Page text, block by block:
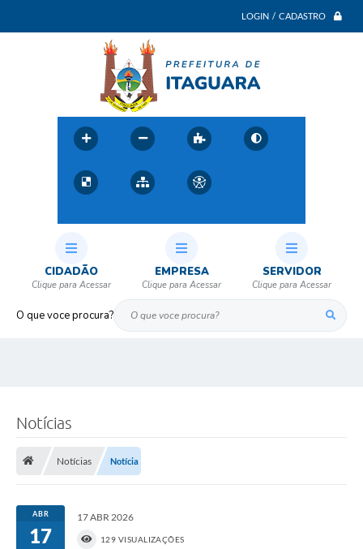
LOGIN / CADASTRO
O que voce procura?
CIDADÃO EMPRESA SERVIDOR
Notícias
Notícias Notícia
ABR
17
17 ABR 2026
129 VISUALIZAÇÕES